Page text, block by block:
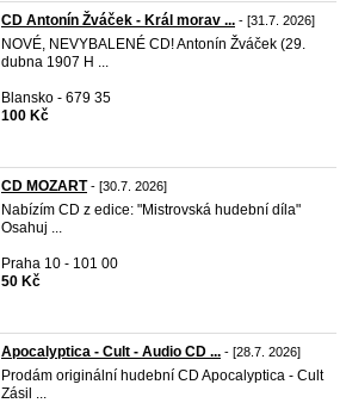
CD Antonín Žváček - Král morav ... - [31.7. 2026]
NOVÉ, NEVYBALENÉ CD! Antonín Žváček (29.
dubna 1907 H ...
Blansko - 679 35
100 Kč
CD MOZART- [30.7. 2026]
Nabízím CD z edice: "Mistrovská hudební díla"
Osahuj ...
Praha 10 - 101 00
50 Kč
Apocalyptica - Cult - Audio CD ... - [28.7. 2026]
Prodám originální hudební CD Apocalyptica - Cult
Zásil ...